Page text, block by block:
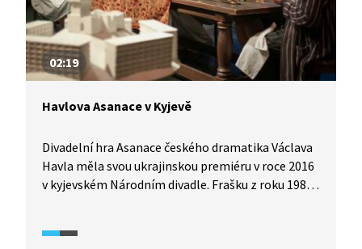
02:19
Havlova Asanace v Kyjevě
Divadelní hra Asanace českého dramatika Václava
Havla měla svou ukrajinskou premiéru v roce 2016
v kyjevském Národním divadle. Frašku z roku 1987
Představení připomíná nedožitou osmdesátku